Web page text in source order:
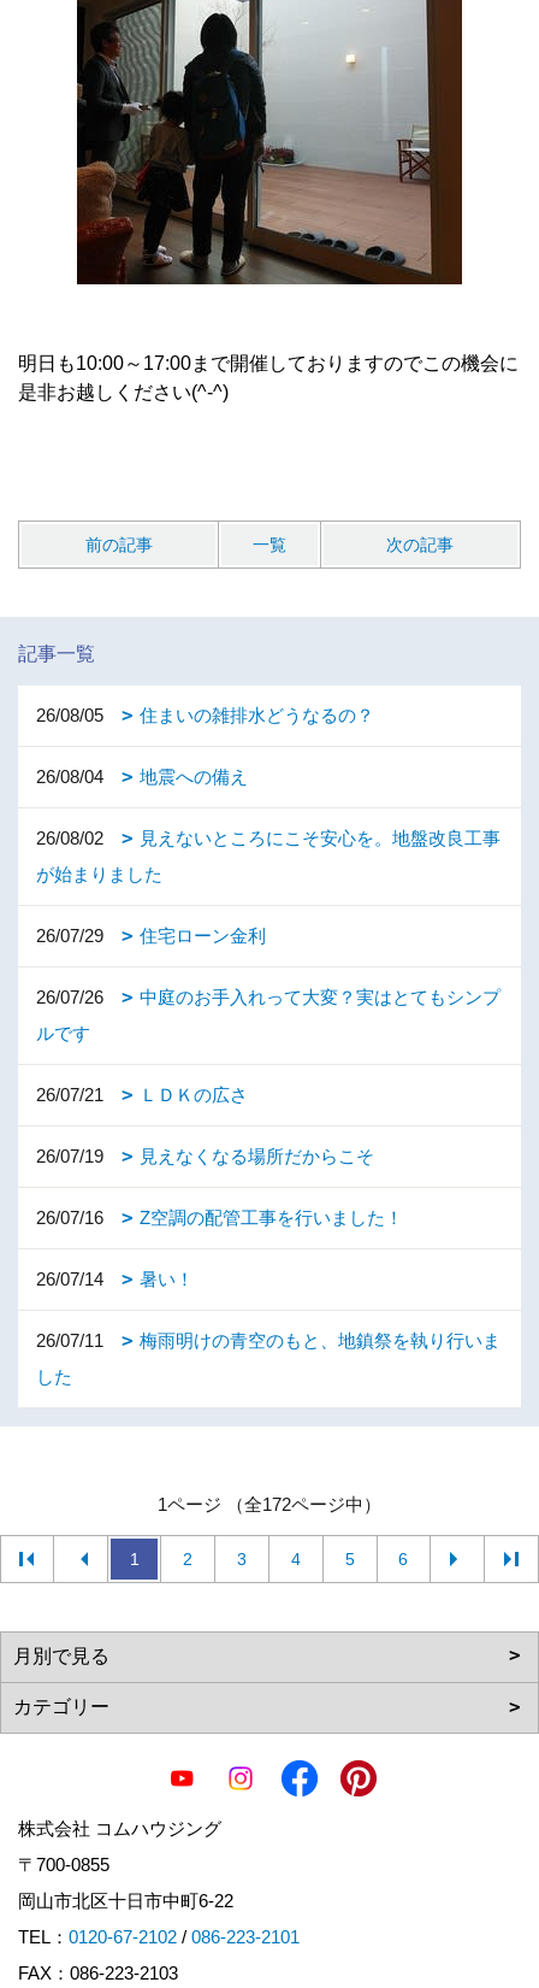
明日も10:00～17:00まで開催しておりますのでこの機会に
是非お越しください(^-^)
前の記事 一覧 次の記事
記事一覧
26/08/05 住まいの雑排水どうなるの？
26/08/04 地震への備え
26/08/02
見えないところにこそ安心を。地盤改良工事
が始まりました
26/07/29 住宅ローン金利
26/07/26
中庭のお手入れって大変？実はとてもシンプ
ルです
26/07/21 ＬＤＫの広さ
26/07/19 見えなくなる場所だからこそ
26/07/16 Z空調の配管工事を行いました！
26/07/14 暑い！
26/07/11
梅雨明けの青空のもと、地鎮祭を執り行いま
した
1ページ （全172ページ中）
1 2 3 4 5 6
株式会社 コムハウジング
〒700-0855
岡山市北区十日市中町6-22
TEL： 0120-67-2102 / 086-223-2101
FAX：086-223-2103